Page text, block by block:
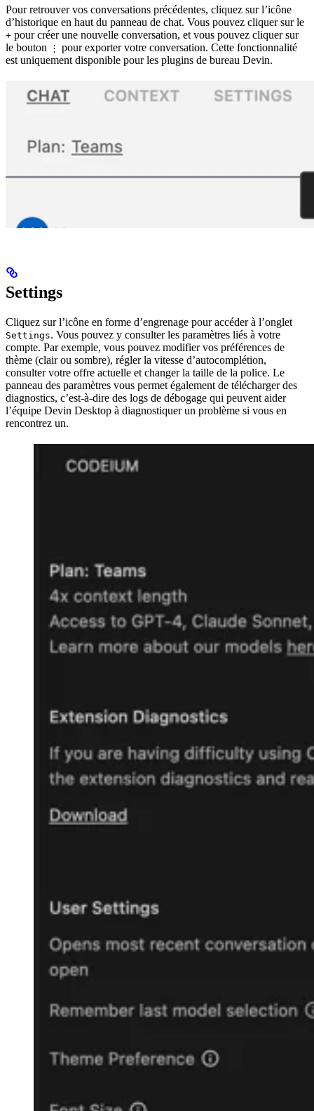
Pour retrouver vos conversations précédentes, cliquez sur l’icône
d’historique en haut du panneau de chat. Vous pouvez cliquer sur le
+ pour créer une nouvelle conversation, et vous pouvez cliquer sur
le bouton
⋮ pour exporter votre conversation. Cette fonctionnalité
est uniquement disponible pour les plugins de bureau Devin.
Settings
Cliquez sur l’icône en forme d’engrenage pour accéder à l’onglet
Settings. Vous pouvez y consulter les paramètres liés à votre
compte. Par exemple, vous pouvez modifier vos préférences de
thème (clair ou sombre), régler la vitesse d’autocomplétion,
consulter votre offre actuelle et changer la taille de la police. Le
panneau des paramètres vous permet également de télécharger des
diagnostics, c’est-à-dire des logs de débogage qui peuvent aider
l’équipe Devin Desktop à diagnostiquer un problème si vous en
rencontrez un.